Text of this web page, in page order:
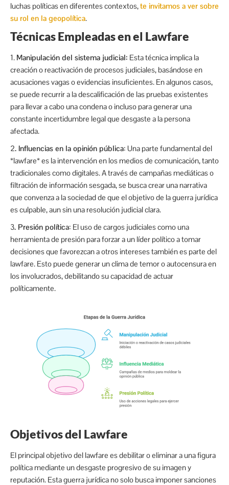
luchas políticas en diferentes contextos,te invitamos a ver sobre
su rol en la geopolítica.
Técnicas Empleadas en el Lawfare
1. Manipulación del sistema judicial: Esta técnica implica la
creación o reactivación de procesos judiciales, basándose en
acusaciones vagas o evidencias insuficientes. En algunos casos,
se puede recurrir a la descalificación de las pruebas existentes
para llevar a cabo una condena o incluso para generar una
constante incertidumbre legal que desgaste a la persona
afectada.
2. Influencias en la opinión pública: Una parte fundamental del
*lawfare* es la intervención en los medios de comunicación, tanto
tradicionales como digitales. A través de campañas mediáticas o
filtración de información sesgada, se busca crear una narrativa
que convenza a la sociedad de que el objetivo de la guerra jurídica
es culpable, aun sin una resolución judicial clara.
3. Presión política: El uso de cargos judiciales como una
herramienta de presión para forzar a un líder político a tomar
decisiones que favorezcan a otros intereses también es parte del
lawfare. Esto puede generar un clima de temor o autocensura en
los involucrados, debilitando su capacidad de actuar
políticamente.
Objetivos del Lawfare
El principal objetivo del lawfare es debilitar o eliminar a una figura
política mediante un desgaste progresivo de su imagen y
reputación. Esta guerra jurídica no solo busca imponer sanciones